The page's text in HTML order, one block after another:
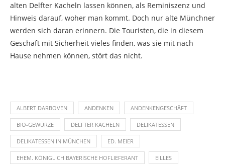
alten Delfter Kacheln lassen können, als Reminiszenz und
Hinweis darauf, woher man kommt. Doch nur alte Münchner
werden sich daran erinnern. Die Touristen, die in diesem
Geschäft mit Sicherheit vieles finden, was sie mit nach
Hause nehmen können, stört das nicht.
ALBERT DARBOVEN ANDENKEN ANDENKENGESCHÄFT
BIO-GEWÜRZE DELFTER KACHELN DELIKATESSEN
DELIKATESSEN IN MÜNCHEN ED. MEIER
EHEM. KÖNIGLICH BAYERISCHE HOFLIEFERANT EILLES